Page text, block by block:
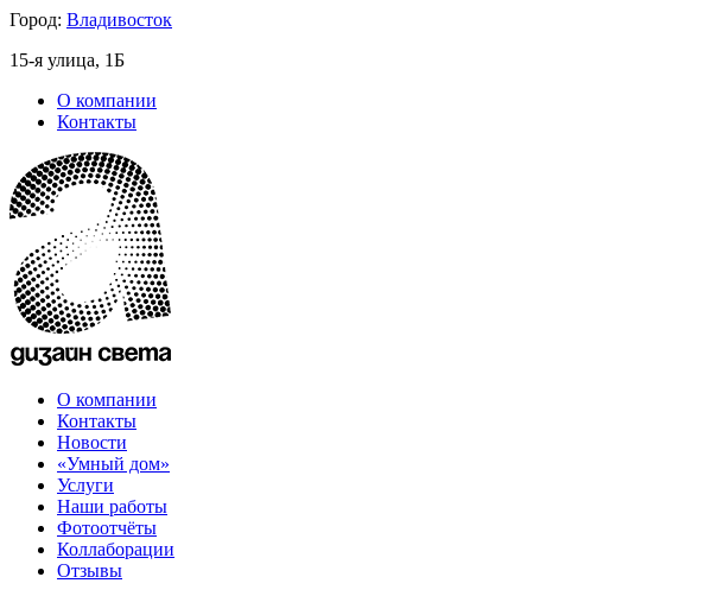
Город: Владивосток
15-я улица, 1Б
О компании
Контакты
О компании
Контакты
Новости
«Умный дом»
Услуги
Наши работы
Фотоотчёты
Коллаборации
Отзывы